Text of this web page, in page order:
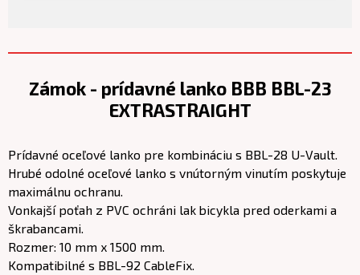
Zámok - prídavné lanko BBB BBL-23
EXTRASTRAIGHT
Prídavné oceľové lanko pre kombináciu s BBL-28 U-Vault.
Hrubé odolné oceľové lanko s vnútorným vinutím poskytuje
maximálnu ochranu.
Vonkajší poťah z PVC ochráni lak bicykla pred oderkami a
škrabancami.
Rozmer: 10 mm x 1500 mm.
Kompatibilné s BBL-92 CableFix.